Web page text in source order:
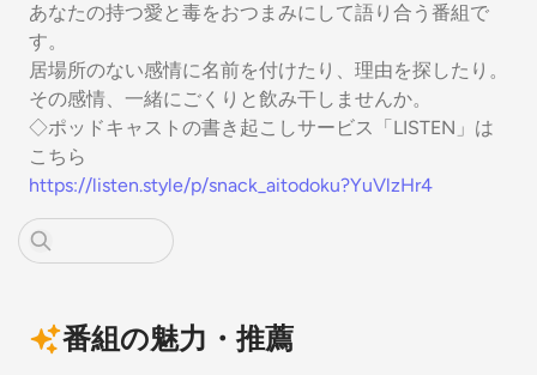
あなたの持つ愛と毒をおつまみにして語り合う番組で
す。
居場所のない感情に名前を付けたり、理由を探したり。
その感情、一緒にごくりと飲み干しませんか。
◇ポッドキャストの書き起こしサービス「LISTEN」は
こちら
https://listen.style/p/snack_aitodoku?YuVlzHr4
番組の魅力・推薦